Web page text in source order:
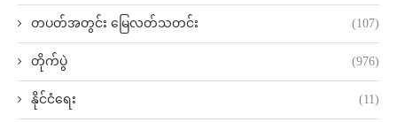
တပတ်အတွင်း မြေလတ်သတင်း (107)
တိုက်ပွဲ (976)
နိုင်ငံရေး (11)